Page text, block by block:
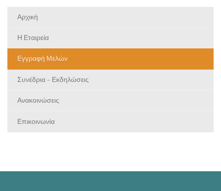
Αρχική
Η Εταιρεία
Εγγραφή Μελών
Συνέδρια - Εκδηλώσεις
Ανακοινώσεις
Επικοινωνία